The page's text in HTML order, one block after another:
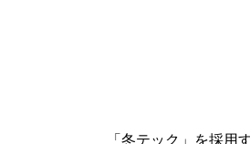
「冬テック」を採